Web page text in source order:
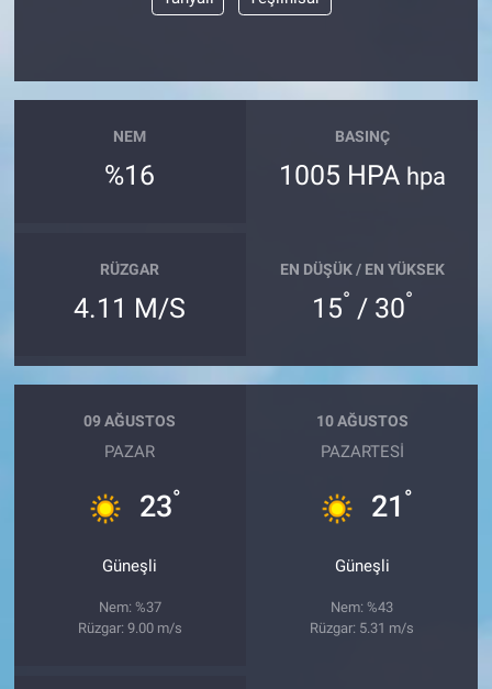
NEM
%16
BASINÇ
1005 HPA hpa
RÜZGAR
4.11 M/S
EN DÜŞÜK / EN YÜKSEK
15° / 30°
09 AĞUSTOS
PAZAR
23°
Güneşli
Nem: %37
Rüzgar: 9.00 m/s
10 AĞUSTOS
PAZARTESI
21 °
Güneşli
Nem: %43
Rüzgar: 5.31 m/s